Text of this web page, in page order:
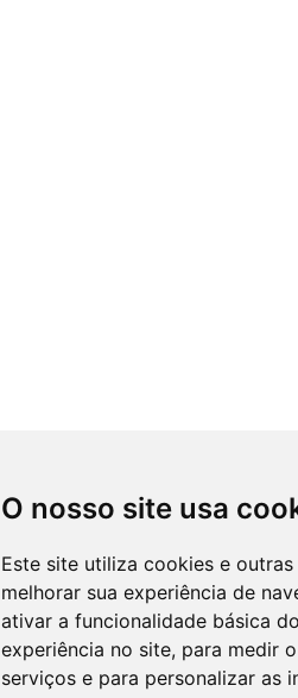
O nosso site usa
Este site utiliza cookies e
melhorar sua experiência de
ativar a funcionalidade básica
experiência no site, para medir
serviços e para personalizar as